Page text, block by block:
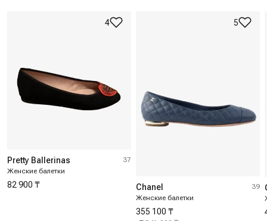
4
Pretty Ballerinas
Женские балетки
37
82 900 ₸
5
Chanel
Женские балетки
39
355 100 ₸